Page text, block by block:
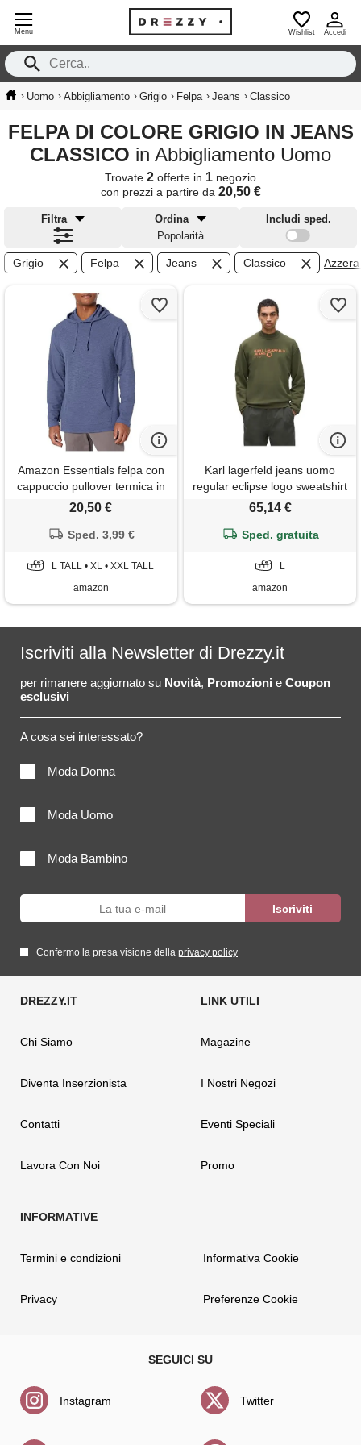
Menu Wishlist Accedi
› Uomo › Abbigliamento › Grigio › Felpa › Jeans › Classico
FELPA DI COLORE GRIGIO IN JEANS
CLASSICO in Abbigliamento Uomo
Trovate 2 offerte in 1 negozio
con prezzi a partire da 20,50 €
Filtra
Ordina
Popolarità
Includi sped.
Grigio Felpa Jeans Classico
Amazon Essentials felpa con
cappuccio pullover termica in
tessuto a ringrossi a maniche
goodthreads) uomo, denim, l
20,50 €
Sped. 3,99 €
L TALL • XL • XXL TALL
amazon
Karl lagerfeld jeans uomo
regular eclipse logo sweatshirt
forest night l
65,14 €
Sped. gratuita
L
amazon
Iscriviti alla Newsletter di Drezzy.it
per rimanere aggiornato su Novità, Promozioni e Coupon
esclusivi
A cosa sei interessato?
Moda Donna
Moda Uomo
Moda Bambino
Confermo la presa visione della privacy policy
Chi Siamo
Diventa Inserzionista
Contatti
Lavora Con Noi
Magazine
I Nostri Negozi
Eventi Speciali
Promo
Termini e condizioni
Privacy
Informativa Cookie
Preferenze Cookie
Instagram Twitter